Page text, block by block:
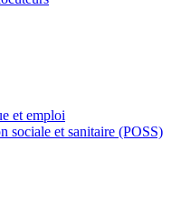
et emploi
sociale et sanitaire (POSS)